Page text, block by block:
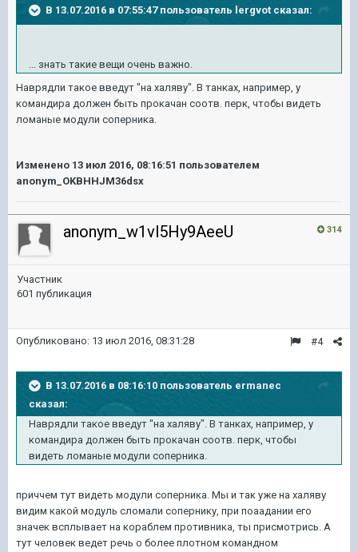
В 13.07.2016 в 07:55:47 пользователь lergvot сказал:
... знать такие вещи очень важно.
Наврядли такое введут "на халяву". В танках, например, у
командира должен быть прокачан соотв. перк, чтобы видеть
ломаные модули соперника.
Изменено 13 июл 2016, 08:16:51 пользователем
anonym_OKBHHJM36dsx
314
anonym_w1vl5Hy9AeeU
Участник
601 публикация
#4
Опубликовано: 13 июл 2016, 08:31:28
В 13.07.2016 в 08:16:10 пользователь ermanec
сказал:
Наврядли такое введут "на халяву". В танках, например, у
командира должен быть прокачан соотв. перк, чтобы
видеть ломаные модули соперника.
приччем тут видеть модули соперника. Мы и так уже на халяву
видим какой модуль сломали сопернику, при поаадании его
значек всплывает на кораблем противника, ты присмотрись. А
тут человек ведет речь о более плотном командном